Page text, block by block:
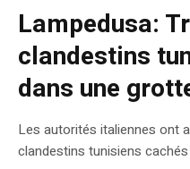
Lampedusa:
clandestins
dans une
Les autorités italiennes ont
clandestins tunisiens